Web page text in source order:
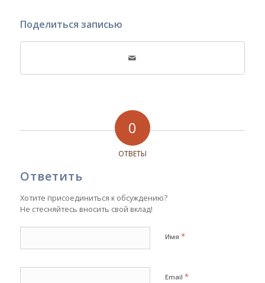
Поделиться записью
0
ОТВЕТЫ
Ответить
Хотите присоединиться к обсуждению?
Не стесняйтесь вносить свой вклад!
Имя *
Email *